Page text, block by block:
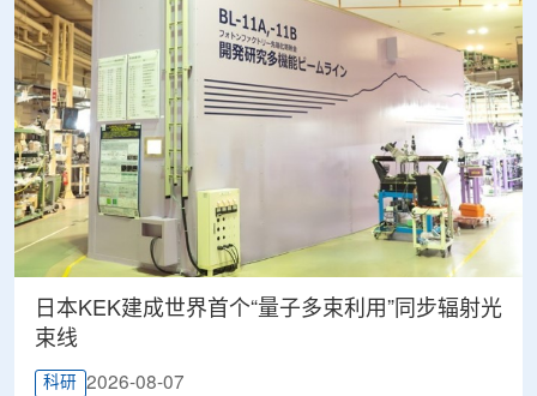
日本KEK建成世界首个“量子多束利用”同步辐射光
束线
科研 2026-08-07